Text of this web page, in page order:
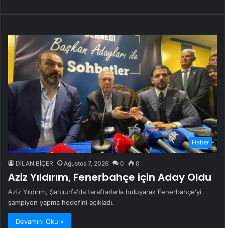
Haber
DİLAN BİÇER Ağustos 7, 2026 0 0
Aziz Yıldırım, Fenerbahçe için Aday Oldu
Aziz Yıldırım, Şanlıurfa'da taraftarlarla buluşarak Fenerbahçe'yi
şampiyon yapma hedefini açıkladı.
Devamını Oku »